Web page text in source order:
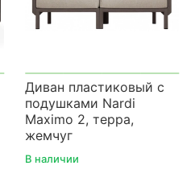
Диван пластиковый с
подушками Nardi
Maximo 2, терра,
жемчуг
В наличии